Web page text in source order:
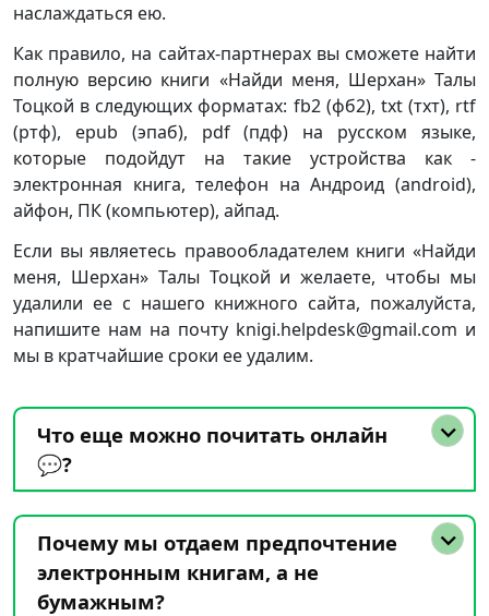
наслаждаться ею.
Как правило, на сайтах-партнерах вы сможете найти
полную версию книги «Найди меня, Шерхан» Талы
Тоцкой в следующих форматах: fb2 (фб2), txt (тхт), rtf
(ртф), epub (эпаб), pdf (пдф) на русском языке,
которые подойдут на такие устройства как -
электронная книга, телефон на Андроид (android),
айфон, ПК (компьютер), айпад.
Если вы являетесь правообладателем книги «Найди
меня, Шерхан» Талы Тоцкой и желаете, чтобы мы
удалили ее с нашего книжного сайта, пожалуйста,
напишите нам на почту knigi.helpdesk@gmail.com и
мы в кратчайшие сроки ее удалим.
Что еще можно почитать онлайн
💬?
Почему мы отдаем предпочтение
электронным книгам, а не
бумажным?